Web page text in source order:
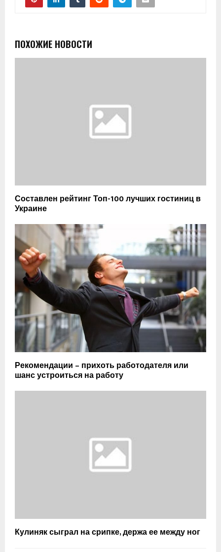
ПОХОЖИЕ НОВОСТИ
Составлен рейтинг Топ-100 лучших гостиниц в
Украине
Рекомендации – прихоть работодателя или
шанс устроиться на работу
Кулиняк сыграл на срипке, держа ее между ног